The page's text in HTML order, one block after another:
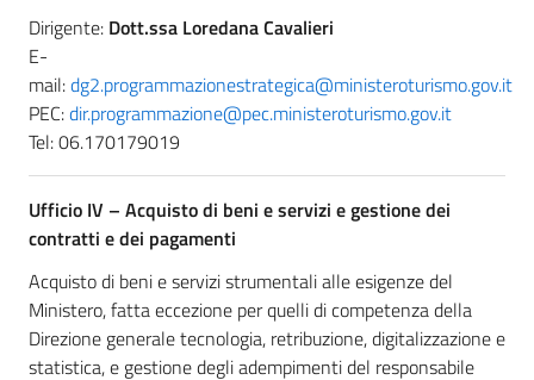
Dirigente: Dott.ssa Loredana Cavalieri
E-
mail:dg2.programmazionestrategica@ministeroturismo.gov.it
PEC:dir.programmazione@pec.ministeroturismo.gov.it
Tel: 06.170179019
Ufficio IV – Acquisto di beni e servizi e gestione dei
contratti e dei pagamenti
Acquisto di beni e servizi strumentali alle esigenze del
Ministero, fatta eccezione per quelli di competenza della
Direzione generale tecnologia, retribuzione, digitalizzazione e
statistica, e gestione degli adempimenti del responsabile